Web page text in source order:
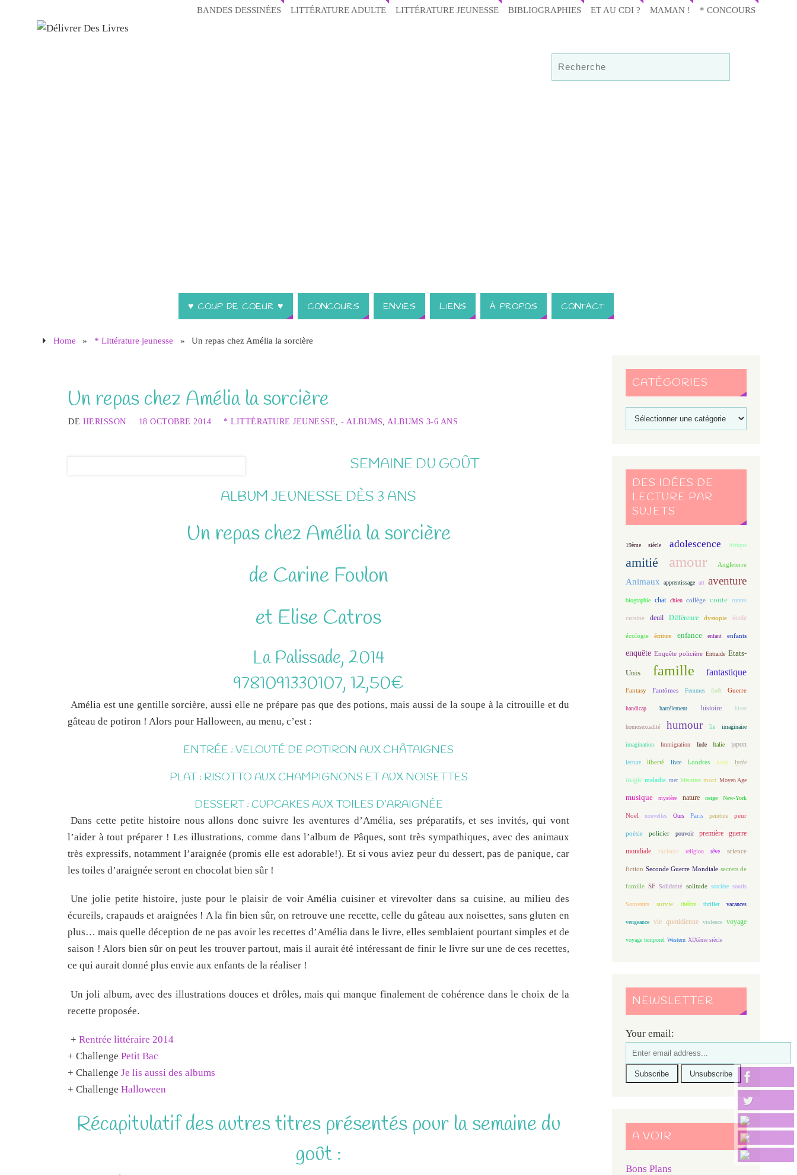
BANDES DESSINÉES LITTÉRATURE ADULTE LITTÉRATURE JEUNESSE BIBLIOGRAPHIES ET AU CDI ? MAMAN ! * CONCOURS
♥ COUP DE COEUR ♥ CONCOURS ENVIES LIENS À PROPOS CONTACT
Home » * Littérature jeunesse » Un repas chez Amélia la sorcière
Un repas chez Amélia la sorcière
DE HERISSON 18 OCTOBRE 2014 * LITTÉRATURE JEUNESSE - ALBUMS ALBUMS 3-6 ANS
SEMAINE DU GOÛT
ALBUM JEUNESSE DÈS 3 ANS
Un repas chez Amélia la sorcière
de Carine Foulon
et Elise Catros
La Palissade, 2014
9781091330107, 12,50€
Amélia est une gentille sorcière, aussi elle ne prépare pas que des potions, mais aussi de la soupe à la citrouille et du
gâteau de potiron ! Alors pour Halloween, au menu, c’est :
ENTRÉE : VELOUTÉ DE POTIRON AUX CHÂTAIGNES
PLAT : RISOTTO AUX CHAMPIGNONS ET AUX NOISETTES
DESSERT : CUPCAKES AUX TOILES D’ARAIGNÉE
Dans cette petite histoire nous allons donc suivre les aventures d’Amélia, ses préparatifs, et ses invités, qui vont
l’aider à tout préparer ! Les illustrations, comme dans l’album de Pâques, sont très sympathiques, avec des animaux
très expressifs, notamment l’araignée (promis elle est adorable!). Et si vous aviez peur du dessert, pas de panique, car
les toiles d’araignée seront en chocolat bien sûr !
Une jolie petite histoire, juste pour le plaisir de voir Amélia cuisiner et virevolter dans sa cuisine, au milieu des
écureils, crapauds et araignées ! A la fin bien sûr, on retrouve une recette, celle du gâteau aux noisettes, sans gluten en
plus… mais quelle déception de ne pas avoir les recettes d’Amélia dans le livre, elles semblaient pourtant simples et de
saison ! Alors bien sûr on peut les trouver partout, mais il aurait été intéressant de finir le livre sur une de ces recettes,
ce qui aurait donné plus envie aux enfants de la réaliser !
Un joli album, avec des illustrations douces et drôles, mais qui manque finalement de cohérence dans le choix de la
recette proposée.
+ Rentrée littéraire 2014
+ Challenge Petit Bac
+ Challenge Je lis aussi des albums
+ Challenge Halloween
Récapitulatif des autres titres présentés pour la semaine du
goût :
CATÉGORIES
DES IDÉES DE
LECTURE PAR
SUJETS
19ème siècle adolescence Afrique
amitié amour Angleterre
Animaux apprentissage art aventure
biographie chat chien collège conte contes
cuisine deuil Différence dystopie école
écologie écriture enfance enfant enfants
enquête Enquête policière Entraide Etats-
Unis famille fantastique
Fantasy Fantômes Femmes forêt Guerre
handicap harcèlement histoire hiver
homosexualité humour île imaginaire
imagination Immigration Inde Italie japon
lecture liberté livre Londres loup lycée
magie maladie mer Meurtres mort Moyen Age
musique mystère nature neige New-York
Noël nouvelles Ours Paris peinture peur
poésie policier pouvoir première guerre
mondiale racisme religion rêve science
fiction Seconde Guerre Mondiale secrets de
famille SF Solidarité solitude sorcière souris
Souvenirs survie théâtre thriller vacances
vengeance vie quotidienne violence voyage
voyage temporel Western XIXème siècle
NEWSLETTER
Your email:
A VOIR
Bons Plans